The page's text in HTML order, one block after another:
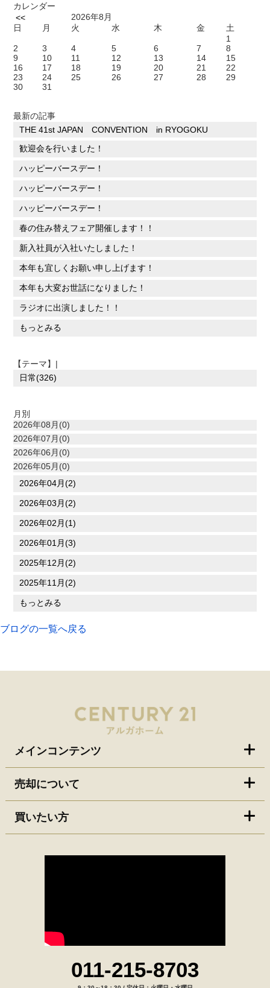
カレンダー
<<
2026年8月
日
月 火 水 木 金
土
1
2
3 4 5 6 7
8
9
10 11 12 13 14
15
16
17 18 19 20 21
22
23
24 25 26 27 28
29
30
31
最新の記事
THE 41st JAPAN CONVENTION in RYOGOKU
歓迎会を行いました！
ハッピーバースデー！
ハッピーバースデー！
ハッピーバースデー！
春の住み替えフェア開催します！！
新入社員が入社いたしました！
本年も宜しくお願い申し上げます！
本年も大変お世話になりました！
ラジオに出演しました！！
もっとみる
【テーマ】|
日常(326)
月別
2026年08月(0)
2026年07月(0)
2026年06月(0)
2026年05月(0)
2026年04月(2)
2026年03月(2)
2026年02月(1)
2026年01月(3)
2025年12月(2)
2025年11月(2)
もっとみる
ブログの一覧へ戻る
メインコンテンツ
売却について
買いたい方
011-215-8703